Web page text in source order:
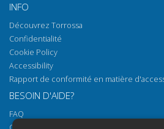
INFO
Découvrez Torrossa
Confidentialité
Cookie Policy
Accessibility
Rapport de conformité en matière
BESOIN D'AIDE?
FAQ